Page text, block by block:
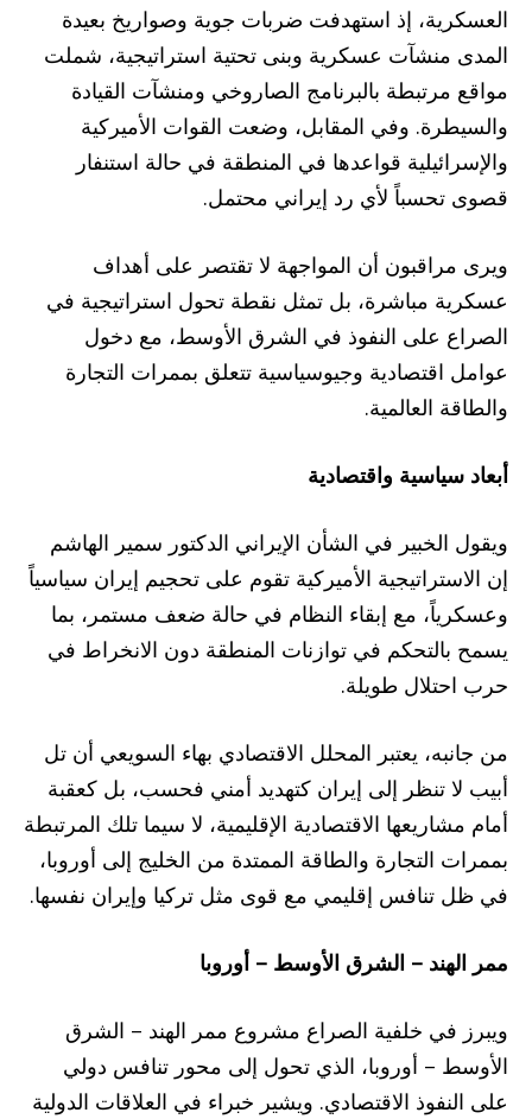
العسكرية، إذ استهدفت ضربات جوية وصواريخ بعيدة
المدى منشآت عسكرية وبنى تحتية استراتيجية، شملت
مواقع مرتبطة بالبرنامج الصاروخي ومنشآت القيادة
والسيطرة. وفي المقابل، وضعت القوات الأميركية
والإسرائيلية قواعدها في المنطقة في حالة استنفار
قصوى تحسباً لأي رد إيراني محتمل.
ويرى مراقبون أن المواجهة لا تقتصر على أهداف
عسكرية مباشرة، بل تمثل نقطة تحول استراتيجية في
الصراع على النفوذ في الشرق الأوسط، مع دخول
عوامل اقتصادية وجيوسياسية تتعلق بممرات التجارة
والطاقة العالمية.
أبعاد سياسية واقتصادية
ويقول الخبير في الشأن الإيراني الدكتور سمير الهاشم
إن الاستراتيجية الأميركية تقوم على تحجيم إيران سياسياً
وعسكرياً، مع إبقاء النظام في حالة ضعف مستمر، بما
يسمح بالتحكم في توازنات المنطقة دون الانخراط في
حرب احتلال طويلة.
من جانبه، يعتبر المحلل الاقتصادي بهاء السويعي أن تل
أبيب لا تنظر إلى إيران كتهديد أمني فحسب، بل كعقبة
أمام مشاريعها الاقتصادية الإقليمية، لا سيما تلك المرتبطة
بممرات التجارة والطاقة الممتدة من الخليج إلى أوروبا،
في ظل تنافس إقليمي مع قوى مثل تركيا وإيران نفسها.
ممر الهند – الشرق الأوسط – أوروبا
ويبرز في خلفية الصراع مشروع ممر الهند – الشرق
الأوسط – أوروبا، الذي تحول إلى محور تنافس دولي
على النفوذ الاقتصادي. ويشير خبراء في العلاقات الدولية